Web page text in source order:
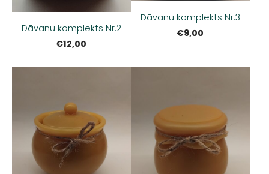
Dāvanu komplekts Nr.2
€12,00
Dāvanu komplekts Nr.3
€9,00